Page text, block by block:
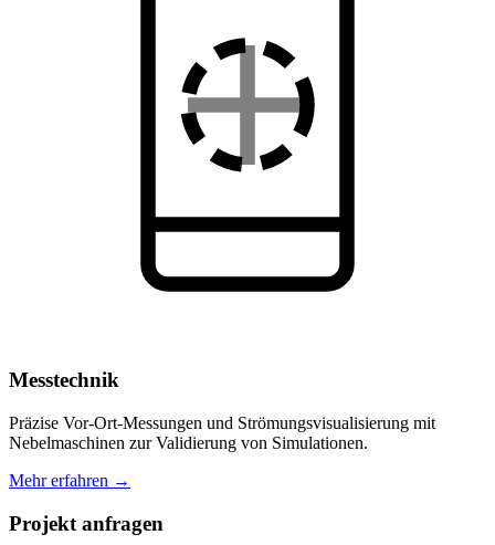
Messtechnik
Präzise Vor-Ort-Messungen und Strömungsvisualisierung mit
Nebelmaschinen zur Validierung von Simulationen.
Mehr erfahren →
Projekt anfragen